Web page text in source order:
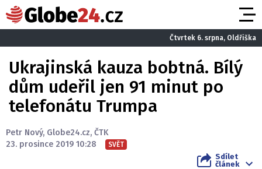
Čtvrtek 6. srpna, Oldřiška
Ukrajinská kauza bobtná. Bílý
dům udeřil jen 91 minut po
telefonátu Trumpa
Petr Nový, Globe24.cz, ČTK
23. prosince 2019 10:28
SVĚT
Sdílet
článek